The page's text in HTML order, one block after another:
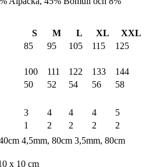
S M L XL
XXL
85 95 105 115
125
100 111 122 133
144
50 52 54 56
58
3 4 4 4
5
1 2 2 2
2
4,5mm, 80cm 3,5mm, 80cm
x 10 cm